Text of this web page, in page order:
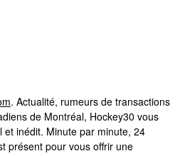
. Actualité, rumeurs de transactions
de Montréal, Hockey30 vous
inédit. Minute par minute, 24
présent pour vous offrir une